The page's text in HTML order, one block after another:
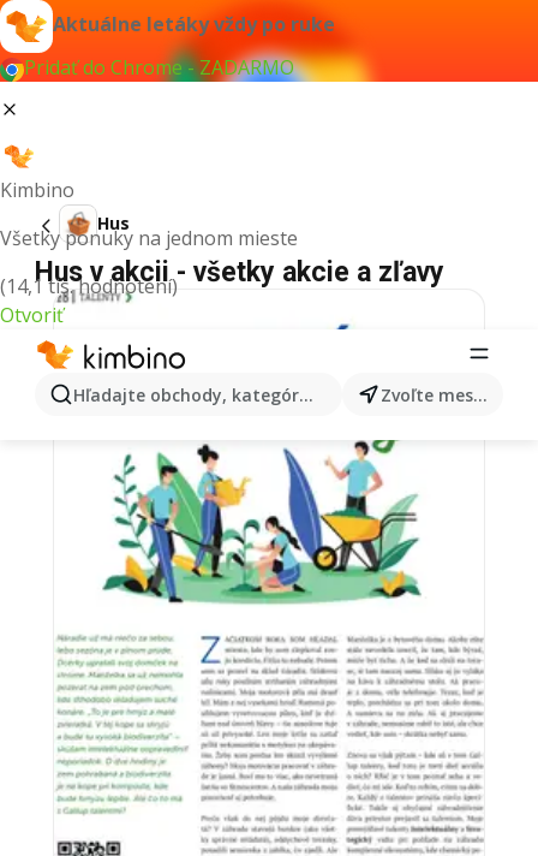
Aktuálne letáky vždy po ruke
Pridať do Chrome - ZADARMO
Kimbino
Všetky ponuky na jednom mieste
(14,1 tis. hodnotení)
Otvoriť
Hľadajte obchody, kategórie, produkty... Zvoľte mesto
Hus
Hus v akcii - všetky akcie a zľavy